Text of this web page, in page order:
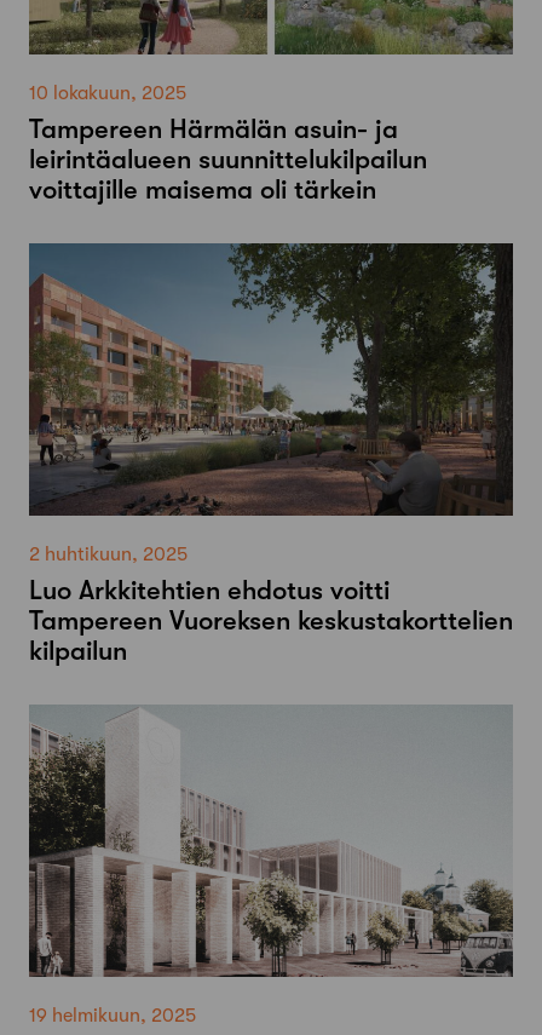
10 lokakuun, 2025
Tampereen Härmälän asuin- ja
leirintäalueen suunnittelukilpailun
voittajille maisema oli tärkein
2 huhtikuun, 2025
Luo Arkkitehtien ehdotus voitti
Tampereen Vuoreksen keskustakorttelien
kilpailun
19 helmikuun, 2025